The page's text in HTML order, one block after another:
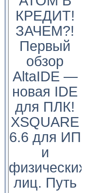
КРЕДИТ!
ЗАЧЕМ?!
Первый
обзор
AltaIDE —
новая IDE
для ПЛК!
XSQUARE
6.6 для ИП
и
физических
лиц. Путь